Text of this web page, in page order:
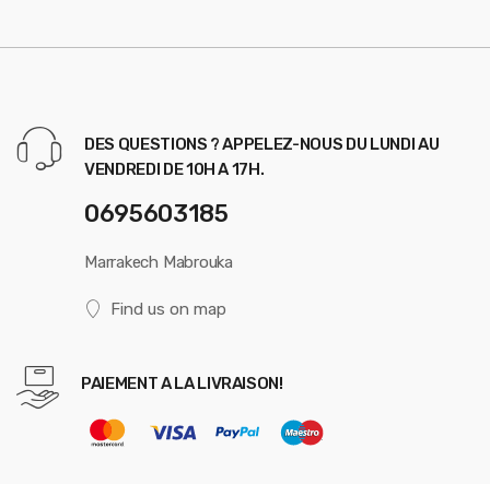
DES QUESTIONS ? APPELEZ-NOUS DU LUNDI AU
VENDREDI DE 10H A 17H.
0695603185
Marrakech Mabrouka
Find us on map
PAIEMENT A LA LIVRAISON!